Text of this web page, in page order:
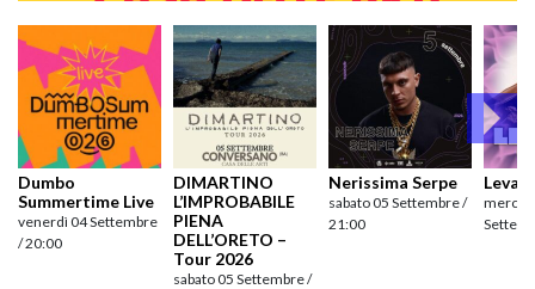
Dumbo
Summertime Live
venerdì 04 Settembre
/ 20:00
DIMARTINO
L’IMPROBABILE
PIENA
DELL’ORETO –
Tour 2026
sabato 05 Settembre /
Nerissima Serpe
sabato 05 Settembre /
21:00